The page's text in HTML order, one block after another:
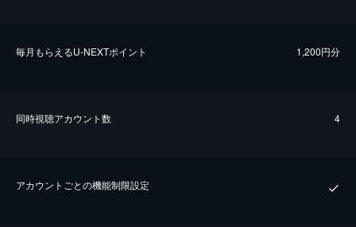
毎⽉もらえるU-NEXTポイント 1,200円分
同時視聴アカウント数 4
アカウントごとの機能制限設定